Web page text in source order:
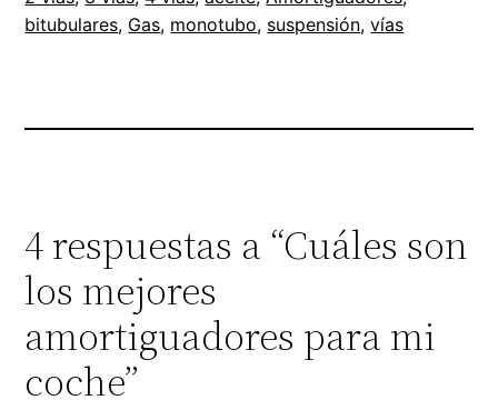
bitubulares, Gas, monotubo, suspensión, vías
4 respuestas a “Cuáles son
los mejores
amortiguadores para mi
coche”